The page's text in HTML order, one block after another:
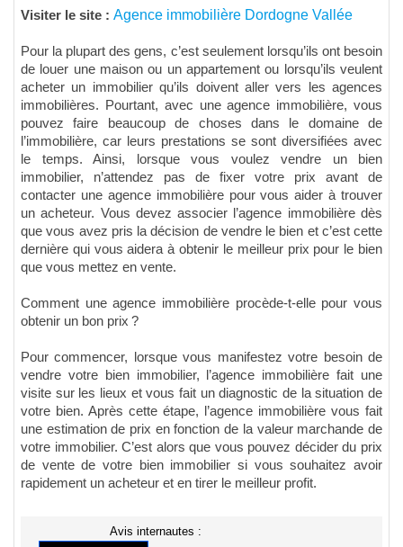
Visiter le site : Agence immobilière Dordogne Vallée
Pour la plupart des gens, c’est seulement lorsqu’ils ont besoin
de louer une maison ou un appartement ou lorsqu’ils veulent
acheter un immobilier qu’ils doivent aller vers les agences
immobilières. Pourtant, avec une agence immobilière, vous
pouvez faire beaucoup de choses dans le domaine de
l’immobilière, car leurs prestations se sont diversifiées avec
le temps. Ainsi, lorsque vous voulez vendre un bien
immobilier, n’attendez pas de fixer votre prix avant de
contacter une agence immobilière pour vous aider à trouver
un acheteur. Vous devez associer l’agence immobilière dès
que vous avez pris la décision de vendre le bien et c’est cette
dernière qui vous aidera à obtenir le meilleur prix pour le bien
que vous mettez en vente.
Comment une agence immobilière procède-t-elle pour vous
obtenir un bon prix ?
Pour commencer, lorsque vous manifestez votre besoin de
vendre votre bien immobilier, l’agence immobilière fait une
visite sur les lieux et vous fait un diagnostic de la situation de
votre bien. Après cette étape, l’agence immobilière vous fait
une estimation de prix en fonction de la valeur marchande de
votre immobilier. C’est alors que vous pouvez décider du prix
de vente de votre bien immobilier si vous souhaitez avoir
rapidement un acheteur et en tirer le meilleur profit.
Avis internautes :